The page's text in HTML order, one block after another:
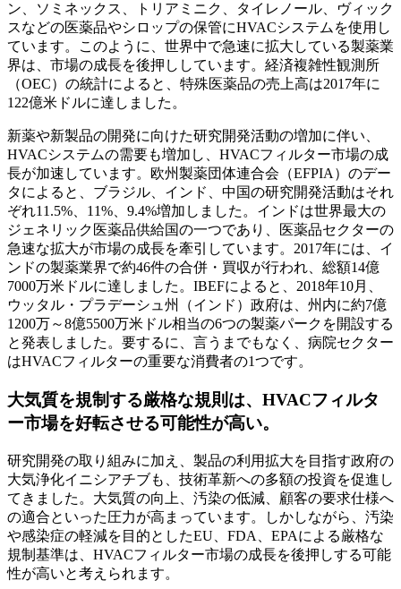
ン、ソミネックス、トリアミニク、タイレノール、ヴィック
スなどの医薬品やシロップの保管にHVACシステムを使用し
ています。このように、世界中で急速に拡大している製薬業
界は、市場の成長を後押ししています。経済複雑性観測所
（OEC）の統計によると、特殊医薬品の売上高は2017年に
122億米ドルに達しました。
新薬や新製品の開発に向けた研究開発活動の増加に伴い、
HVACシステムの需要も増加し、HVACフィルター市場の成
長が加速しています。欧州製薬団体連合会（EFPIA）のデー
タによると、ブラジル、インド、中国の研究開発活動はそれ
ぞれ11.5%、11%、9.4%増加しました。インドは世界最大の
ジェネリック医薬品供給国の一つであり、医薬品セクターの
急速な拡大が市場の成長を牽引しています。2017年には、イ
ンドの製薬業界で約46件の合併・買収が行われ、総額14億
7000万米ドルに達しました。IBEFによると、2018年10月、
ウッタル・プラデーシュ州（インド）政府は、州内に約7億
1200万～8億5500万米ドル相当の6つの製薬パークを開設する
と発表しました。要するに、言うまでもなく、病院セクター
はHVACフィルターの重要な消費者の1つです。
大気質を規制する厳格な規則は、HVACフィルタ
ー市場を好転させる可能性が高い。
研究開発の取り組みに加え、製品の利用拡大を目指す政府の
大気浄化イニシアチブも、技術革新への多額の投資を促進し
てきました。大気質の向上、汚染の低減、顧客の要求仕様へ
の適合といった圧力が高まっています。しかしながら、汚染
や感染症の軽減を目的としたEU、FDA、EPAによる厳格な
規制基準は、HVACフィルター市場の成長を後押しする可能
性が高いと考えられます。